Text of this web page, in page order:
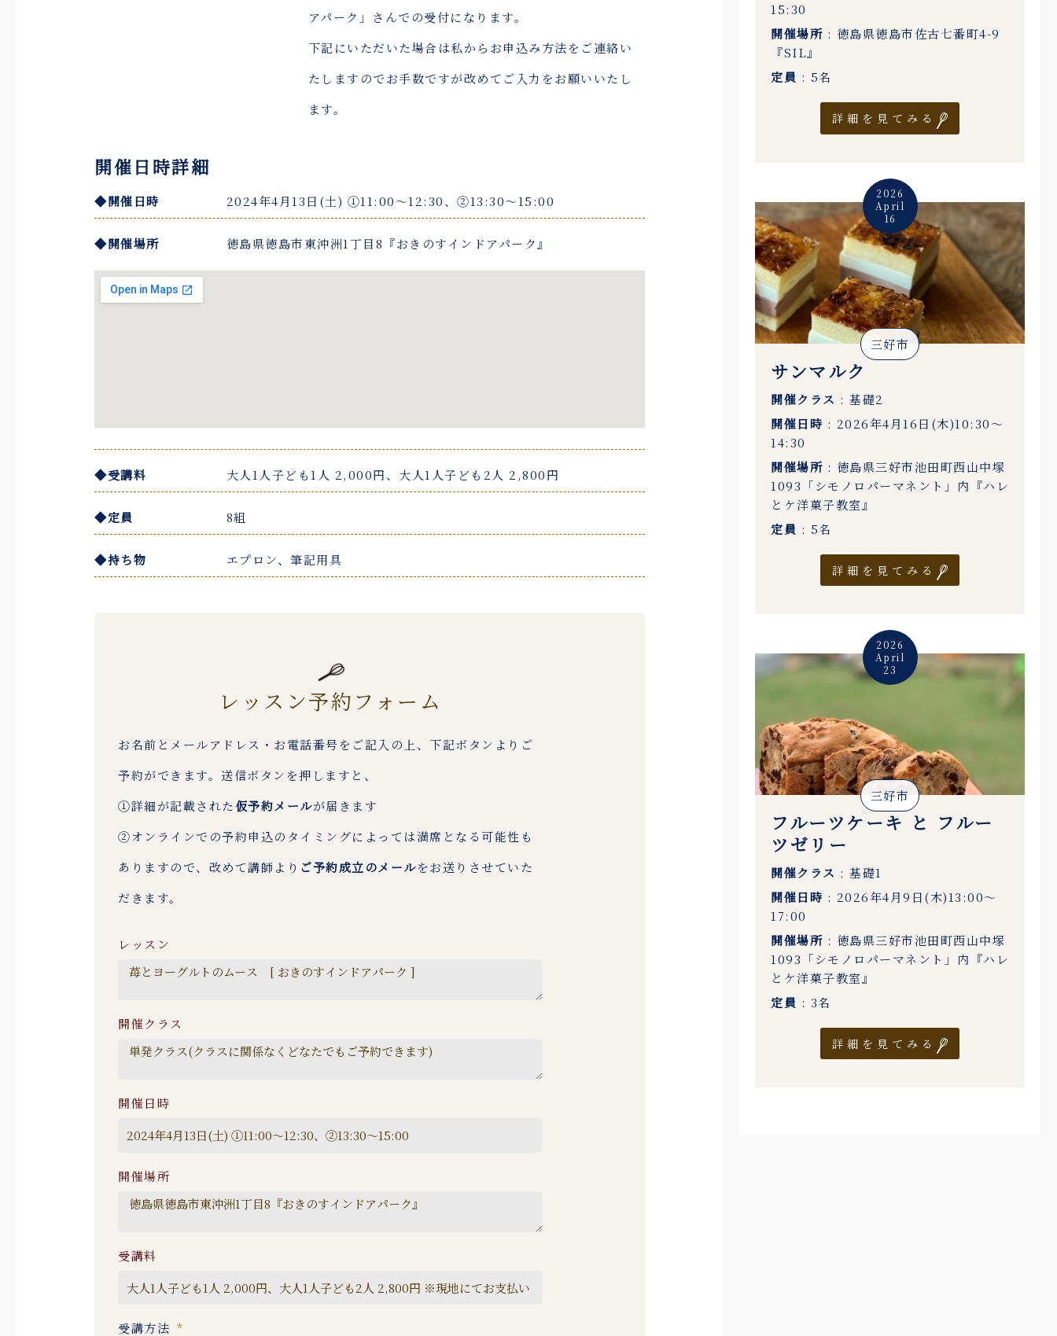
アパーク」さんでの受付になります。
下記にいただいた場合は私からお申込み方法をご連絡い
たしますのでお手数ですが改めてご入力をお願いいたし
ます。
開催日時詳細
◆開催日時 2024年4月13日(土) ①11:00〜12:30、②13:30〜15:00
◆開催場所 徳島県徳島市東沖洲1丁目8『おきのすインドアパーク』
◆受講料 大人1人子ども1人 2,000円、大人1人子ども2人 2,800円
◆定員 8組
◆持ち物 エプロン、筆記用具
レッスン予約フォーム
お名前とメールアドレス・お電話番号をご記入の上、下記ボタンよりご
予約ができます。送信ボタンを押しますと、
①詳細が記載された仮予約メールが届きます
②オンラインでの予約申込のタイミングによっては満席となる可能性も
ありますので、改めて講師より ご予約成立のメールをお送りさせていた
だきます。
レッスン
開催クラス
開催日時
開催場所
受講料
受講方法
15:30
開催場所 : 徳島県徳島市佐古七番町4-9
『SIL』
定員 : 5名
詳細を見てみる
2026
April
16
三好市
サンマルク
開催クラス : 基礎2
開催日時 : 2026年4月16日(木)10:30〜
14:30
開催場所 : 徳島県三好市池田町西山中塚
1093「シモノロパーマネント」内『ハレ
とケ洋菓子教室』
定員 : 5名
詳細を見てみる
2026
April
23
三好市
フルーツケーキ と フルー
ツゼリー
開催クラス : 基礎1
開催日時 : 2026年4月9日(木)13:00〜
17:00
開催場所 : 徳島県三好市池田町西山中塚
1093「シモノロパーマネント」内『ハレ
とケ洋菓子教室』
定員 : 3名
詳細を見てみる